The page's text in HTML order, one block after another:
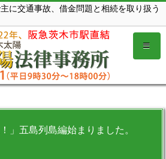
に交通事故、借金問題と相続を取り扱う
」五島列島編始まりました。